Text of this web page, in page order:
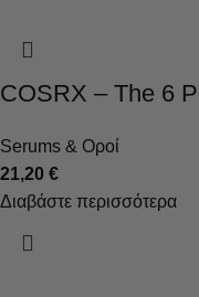
COSRX – The 6
Serums & Οροί
21,20 €
Διαβάστε περισσότερα